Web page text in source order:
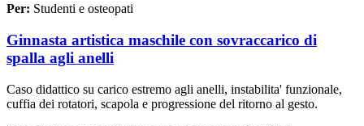
Per: Studenti e osteopati
Ginnasta artistica maschile con sovraccarico di
spalla agli anelli
Caso didattico su carico estremo agli anelli, instabilita' funzionale,
cuffia dei rotatori, scapola e progressione del ritorno al gesto.